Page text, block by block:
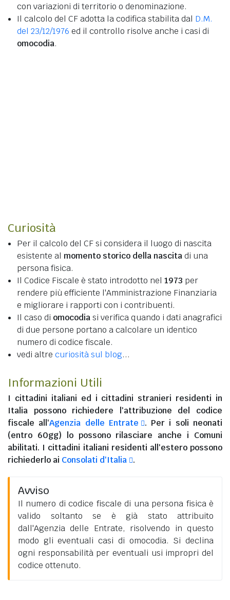
con variazioni di territorio o denominazione.
Il calcolo del CF adotta la codifica stabilita dal D.M.
del 23/12/1976 ed il controllo risolve anche i casi di
omocodia.
Curiosità
Per il calcolo del CF si considera il luogo di nascita
esistente al momento storico della nascitadi una
persona fisica.
Il Codice Fiscale è stato introdotto nel 1973 per
rendere più efficiente l'Amministrazione Finanziaria
e migliorare i rapporti con i contribuenti.
Il caso di omocodiasi verifica quando i dati anagrafici
di due persone portano a calcolare un identico
numero di codice fiscale.
vedi altre curiosità sul blog...
Informazioni Utili
I cittadini italiani ed i cittadini stranieri residenti in
Italia possono richiedere l'attribuzione del codice
fiscale all'Agenzia delle Entrate
. Per i soli neonati
(entro 60gg) lo possono rilasciare anche i Comuni
abilitati. I cittadini italiani residenti all'esteropossono
richiederlo ai Consolati d'Italia .
Avviso
Il numero di codice fiscale di una persona fisica è
valido soltanto se è già stato attribuito
dall'Agenzia delle Entrate, risolvendo in questo
modo gli eventuali casi di omocodia. Si declina
ogni responsabilità per eventuali usi impropri del
codice ottenuto.